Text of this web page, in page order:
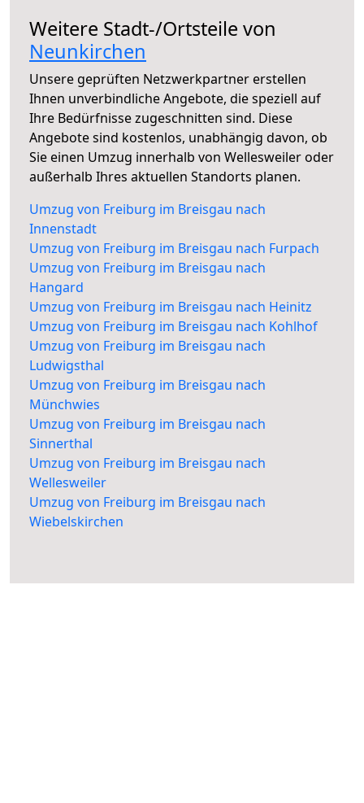
Weitere Stadt-/Ortsteile von
Neunkirchen
Unsere geprüften Netzwerkpartner erstellen
Ihnen unverbindliche Angebote, die speziell auf
Ihre Bedürfnisse zugeschnitten sind. Diese
Angebote sind kostenlos, unabhängig davon, ob
Sie einen Umzug innerhalb von Wellesweiler oder
außerhalb Ihres aktuellen Standorts planen.
Umzug von Freiburg im Breisgau nach
Innenstadt
Umzug von Freiburg im Breisgau nach Furpach
Umzug von Freiburg im Breisgau nach
Hangard
Umzug von Freiburg im Breisgau nach Heinitz
Umzug von Freiburg im Breisgau nach Kohlhof
Umzug von Freiburg im Breisgau nach
Ludwigsthal
Umzug von Freiburg im Breisgau nach
Münchwies
Umzug von Freiburg im Breisgau nach
Sinnerthal
Umzug von Freiburg im Breisgau nach
Wellesweiler
Umzug von Freiburg im Breisgau nach
Wiebelskirchen